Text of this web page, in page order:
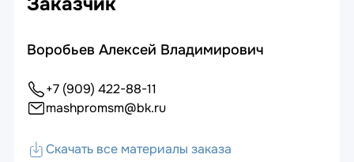
Воробьев Алексей Владимирович
+7 (909) 422-88-11
mashpromsm@bk.ru
Скачать все материалы заказа